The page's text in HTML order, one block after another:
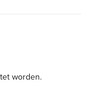
worden.